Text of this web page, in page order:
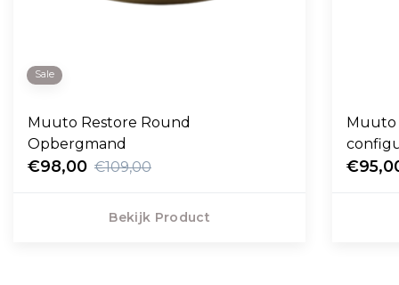
Sale
Muuto Restore Round
Opbergmand
€98,00 €109,00
Bekijk Product
Muuto